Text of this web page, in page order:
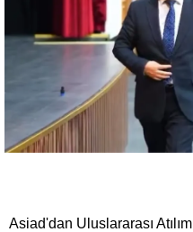
Asiad'dan Uluslararası Atılım